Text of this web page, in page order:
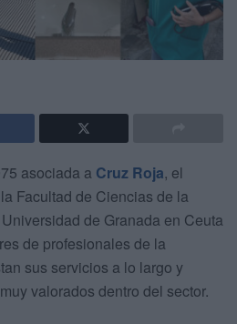
asociada a Cruz Roja, el
Facultad de Ciencias de la
de Granada en Ceuta
de profesionales de la
sus servicios a lo largo y
valorados dentro del sector.